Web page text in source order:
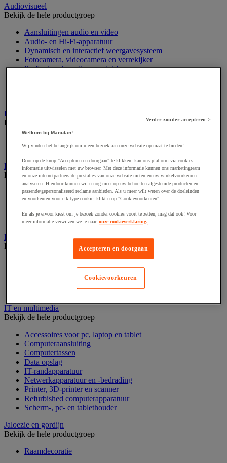
Audiovisueel
Bekijk de hele productgroep
Aansluitingen audio en video
Audio- en Hi-Fi-apparatuur
Dynamisch en interactief weergavesysteem
Fotocamera, videocamera en verrekijker
Professionele audio en geluidsopname
Bewegwijzering en aanduidingsborden
Bekijk de hele productgroep
Pictogram
Folderrek en -houder
Bekijk de hele productgroep
Folderrek
Mobiel folderrek
Tafel folderstandaard
Wandfolderhouder
Inname en beheer van geld
Bekijk de hele productgroep
Valsgelddetectie en geldtelmachine
IT en multimedia
Bekijk de hele productgroep
Accessoires voor pc, laptop en tablet
Computeraansluiting
Computertassen
Data opslag
IT-randapparatuur
Netwerkapparatuur en -bedrading
Printer, 3D-printer en scanner
Refurbished computerapparatuur
Scherm-, pc- en tablethouder
Jaloezie en gordijn
Bekijk de hele productgroep
Raamdecoratie
Verder zonder accepteren >
Welkom bij Manutan!
Wij vinden het belangrijk om u een bezoek aan onze website op maat te bieden!
Door op de knop "Accepteren en doorgaan" te klikken, kan ons platform via cookies
informatie uitwisselen met uw browser. Met deze informatie kunnen ons marketingteam
en onze internetpartners de prestaties van onze website meten en uw winkelvoorkeuren
analyseren. Hierdoor kunnen wij u nog meer op uw behoeften afgestemde producten en
passende/gepersonaliseerd reclame aanbieden. Als u meer wilt weten over de doeleinden
en voorkeuren voor elk type cookie, klikt u op "Cookievoorkeuren".
En als je ervoor kiest om je bezoek zonder cookies voort te zetten, mag dat ook! Voor
meer informatie verwijzen we je naar onze cookieverklaring.
Accepteren en doorgaan
Cookievoorkeuren